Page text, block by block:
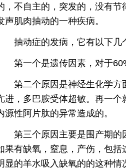
，不自主的，突发的，没有
声肌肉抽动的一种疾病。
抽动症的发病，它有以下几
第一个是遗传因素，对于60%
第二个原因是神经生化学方
进，多巴胺受体超敏。再一
源性阿片肽的异常造成的。
第三个原因主要是围产期的
果有缺氧，窒息，产伤，包
显的羊水吸入缺氧的的这种